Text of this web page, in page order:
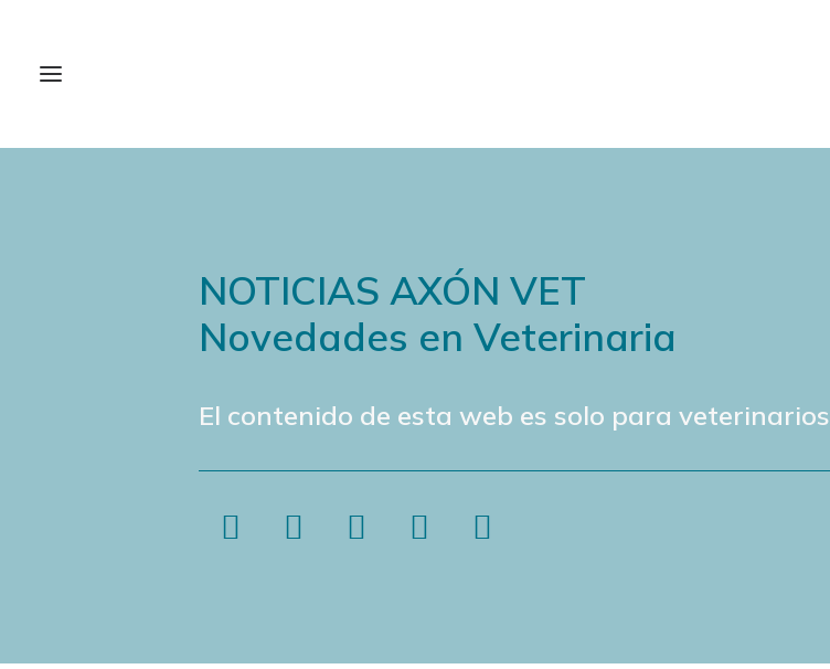
NOTICIAS AXÓN VET
Novedades en Veterinaria
El contenido de esta web es solo para veterinarios